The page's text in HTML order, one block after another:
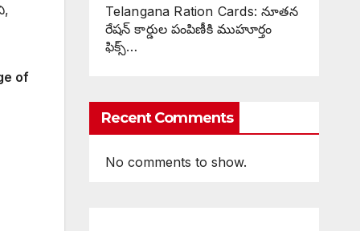
of
Telangana Ration Cards: నూతన
రేషన్ కార్డుల పంపిణీకి ముహూర్తం
ఫిక్స్‌…
Recent Comments
No comments to show.